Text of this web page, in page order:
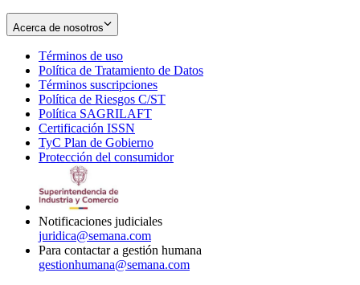
Acerca de nosotros
Términos de uso
in
new
window
Política de Tratamiento de Datos
Términos suscripciones
in
Política de Riesgos C/ST
Política SAGRILAFT
new
window
Certificación ISSN
in
new
TyC Plan de Gobierno
in
Protección del consumidorOpens
Notificaciones judiciales
juridica@semana.com
Para contactar a gestión humana
gestionhumana@semana.com